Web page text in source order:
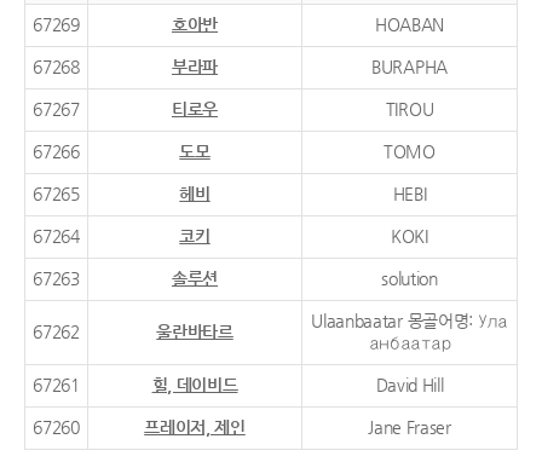
67269 호아반 HOABAN
67268 부라파 BURAPHA
67267 티로우 TIROU
67266 도모 TOMO
67265 헤비 HEBI
67264 코키 KOKI
67263 솔루션 solution
67262 울란바타르
Ulaanbaatar 몽골어명: Ула
анбаатар
67261 힐, 데이비드 David Hill
67260 프레이저, 제인 Jane Fraser